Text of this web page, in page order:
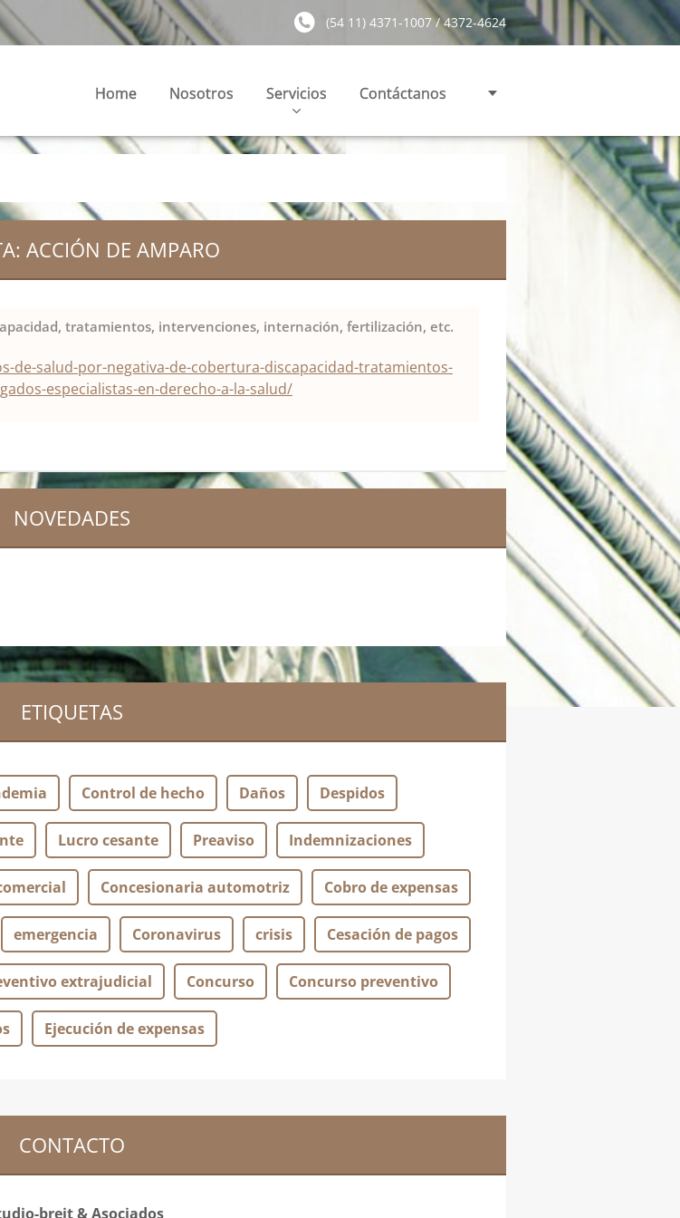
(54 11) 4371-1007 / 4372-4624
Home Nosotros Servicios Contáctanos
ACCIÓN DE AMPARO
tratamientos, intervenciones, internación, fertilización, etc.
de-salud-por-negativa-de-cobertura-discapacidad-tratamientos-
especialistas-en-derecho-a-la-salud/
NOVEDADES
ETIQUETAS
Control de hecho Daños Despidos
Lucro cesante Preaviso Indemnizaciones
Concesionaria automotriz Cobro de expensas
emergencia Coronavirus crisis Cesación de pagos
extrajudicial Concurso Concurso preventivo
Ejecución de expensas
CONTACTO
breit & Asociados